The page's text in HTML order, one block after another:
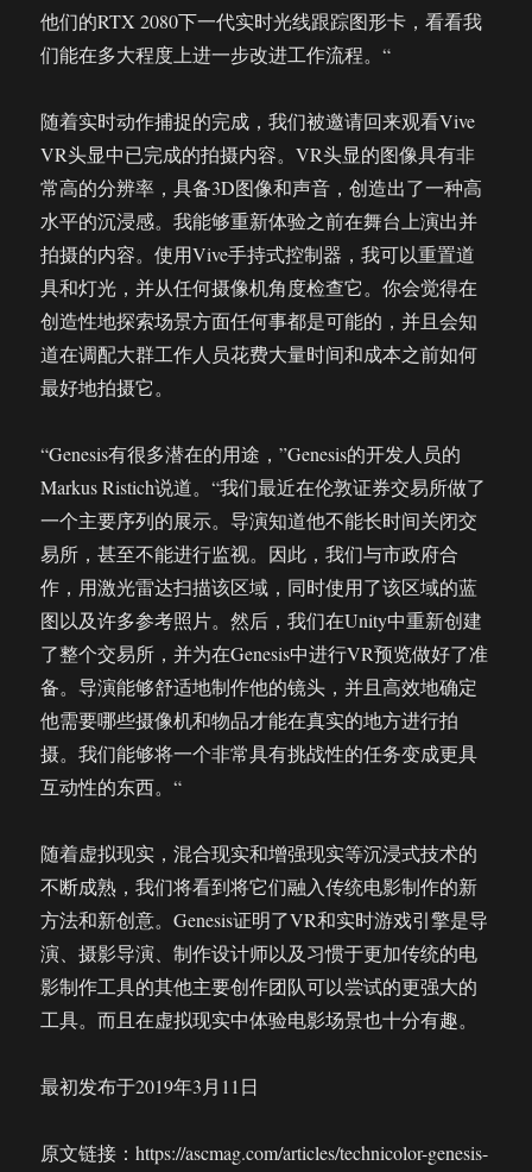
他们的RTX 2080下一代实时光线跟踪图形卡，看看我
们能在多大程度上进一步改进工作流程。“
随着实时动作捕捉的完成，我们被邀请回来观看Vive
VR头显中已完成的拍摄内容。VR头显的图像具有非
常高的分辨率，具备3D图像和声音，创造出了一种高
水平的沉浸感。我能够重新体验之前在舞台上演出并
拍摄的内容。使用Vive手持式控制器，我可以重置道
具和灯光，并从任何摄像机角度检查它。你会觉得在
创造性地探索场景方面任何事都是可能的，并且会知
道在调配大群工作人员花费大量时间和成本之前如何
最好地拍摄它。
“Genesis有很多潜在的用途，”Genesis的开发人员的
Markus Ristich说道。“我们最近在伦敦证券交易所做了
一个主要序列的展示。导演知道他不能长时间关闭交
易所，甚至不能进行监视。因此，我们与市政府合
作，用激光雷达扫描该区域，同时使用了该区域的蓝
图以及许多参考照片。然后，我们在Unity中重新创建
了整个交易所，并为在Genesis中进行VR预览做好了准
备。导演能够舒适地制作他的镜头，并且高效地确定
他需要哪些摄像机和物品才能在真实的地方进行拍
摄。我们能够将一个非常具有挑战性的任务变成更具
互动性的东西。“
随着虚拟现实，混合现实和增强现实等沉浸式技术的
不断成熟，我们将看到将它们融入传统电影制作的新
方法和新创意。Genesis证明了VR和实时游戏引擎是导
演、摄影导演、制作设计师以及习惯于更加传统的电
影制作工具的其他主要创作团队可以尝试的更强大的
工具。而且在虚拟现实中体验电影场景也十分有趣。
最初发布于2019年3月11日
原文链接：https://ascmag.com/articles/technicolor-genesis-